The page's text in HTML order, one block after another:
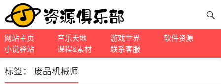
网站主页 音乐天地 游戏世界
软件资源
小说驿站
课程&素材 联系客服
标签： 废品机械师